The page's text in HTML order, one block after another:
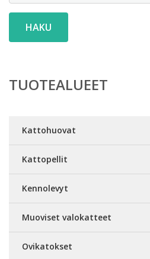
HAKU
TUOTEALUEET
Kattohuovat
Kattopellit
Kennolevyt
Muoviset valokatteet
Ovikatokset